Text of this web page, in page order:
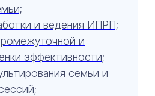
и ведения ИПРП;
и
эффективности;
семьи и